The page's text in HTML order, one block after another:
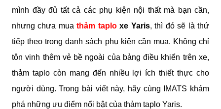
mình đầy đủ tất cả các phụ kiện nội thất mà bạn cần,
nhưng chưa mua thảm taplo xe Yaris, thì đó sẽ là thứ
tiếp theo trong danh sách phụ kiện cần mua. Không chỉ
tôn vinh thêm vẻ bề ngoài của bảng điều khiển trên xe,
thảm taplo còn mang đến nhiều lợi ích thiết thực cho
người dùng. Trong bài viết này, hãy cùng IMATS khám
phá những ưu điểm nổi bật của thảm taplo Yaris.